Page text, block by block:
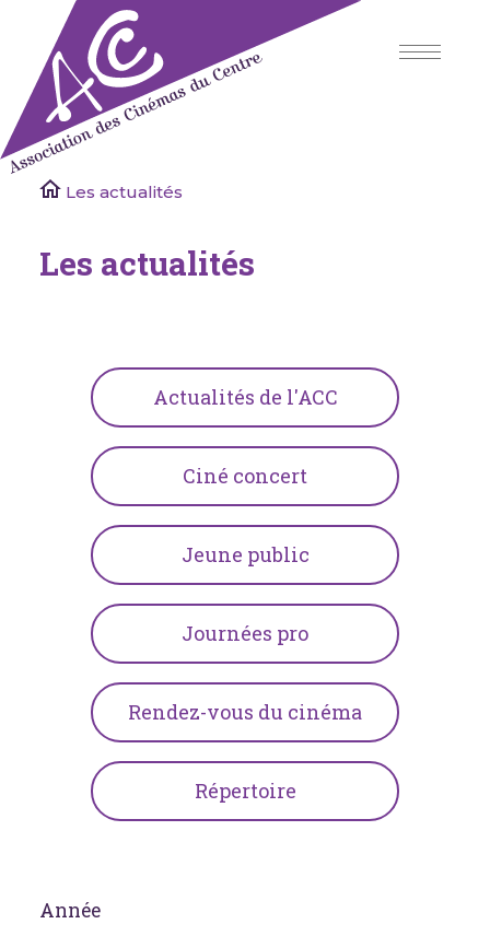
content
Association des Cinémas du Centre
Les actualités
Les actualités
Actualités de l'ACC
Ciné concert
Jeune public
Journées pro
Rendez-vous du cinéma
Répertoire
Année